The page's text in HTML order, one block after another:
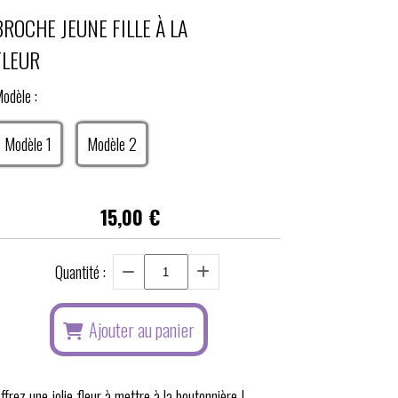
JEUNE FILLE À LA
:
Modèle 1 Modèle 2
15,00 €
Quantité :
Ajouter au panier